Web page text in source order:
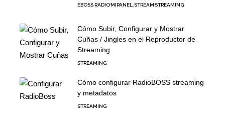
EBOSS RADIOMIPANEL.STREAMSTREAMING
Cómo Subir, Configurar y Mostrar
Cuñas / Jingles en el Reproductor de
Streaming
STREAMING
Cómo configurar RadioBOSS streaming
y metadatos
STREAMING